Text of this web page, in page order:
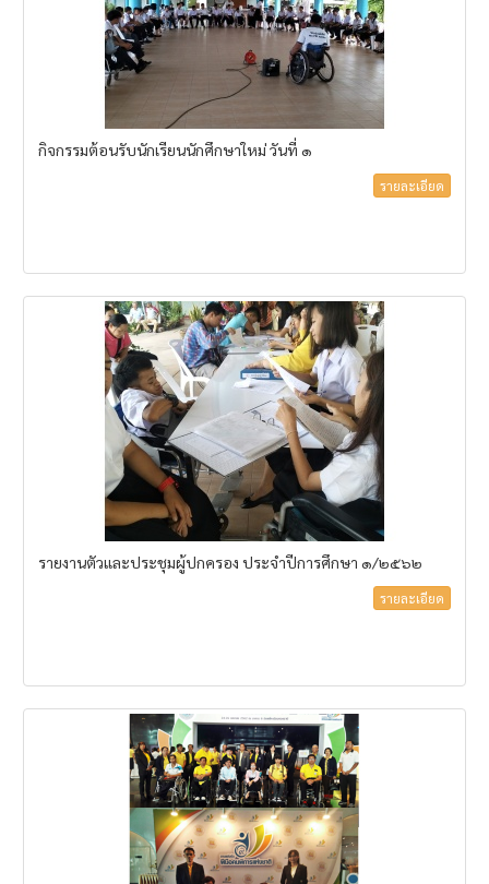
กิจกรรมต้อนรับนักเรียนนักศึกษาใหม่ วันที่ ๑
รายละเอียด
รายงานตัวและประชุมผู้ปกครอง ประจำปีการศึกษา ๑/๒๕๖๒
รายละเอียด